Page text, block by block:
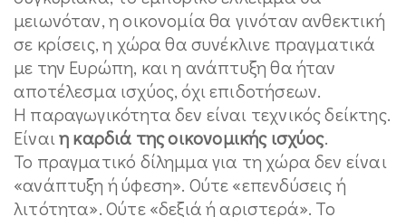
μειωνόταν, η οικονομία θα γινόταν ανθεκτική
σε κρίσεις, η χώρα θα συνέκλινε πραγματικά
με την Ευρώπη, και η ανάπτυξη θα ήταν
αποτέλεσμα ισχύος, όχι επιδοτήσεων.
Η παραγωγικότητα δεν είναι τεχνικός δείκτης.
Είναιη καρδιά της οικονομικής ισχύος.
Το πραγματικό δίλημμα για τη χώρα δεν είναι
«ανάπτυξη ή ύφεση». Ούτε «επενδύσεις ή
λιτότητα». Ούτε «δεξιά ή αριστερά». Το